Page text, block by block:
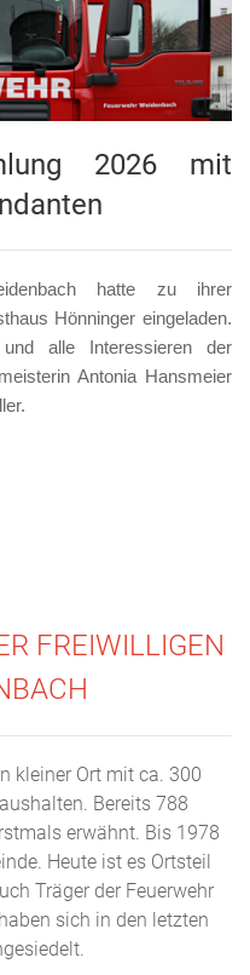
2026 mit
hatte zu ihrer
Hönninger eingeladen.
alle Interessieren der
Antonia Hansmeier
FREIWILLIGEN
kleiner Ort mit ca. 300
Bereits 788
erwähnt. Bis 1978
Heute ist es Ortsteil
Träger der Feuerwehr
sich in den letzten